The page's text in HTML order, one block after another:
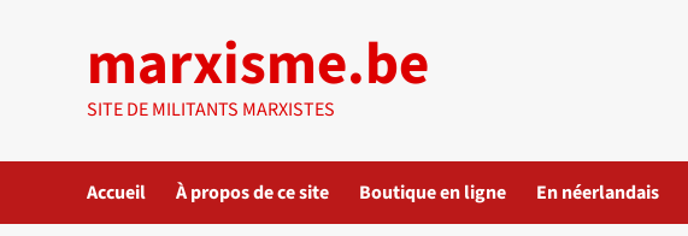
marxisme.be
SITE DE MILITANTS MARXISTES
Accueil À propos de ce site Boutique en ligne En néerlandais